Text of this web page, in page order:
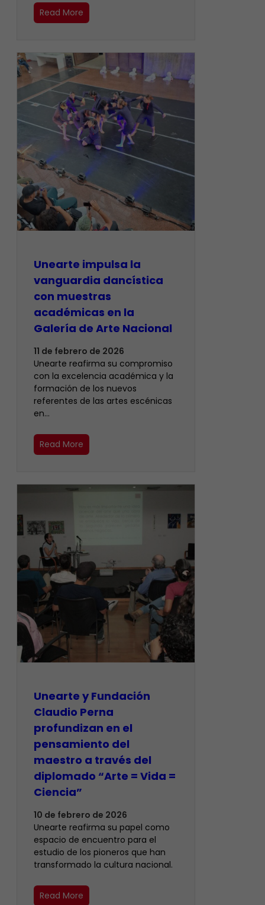
Read More
Unearte impulsa la
vanguardia dancística
con muestras
académicas en la
Galería de Arte Nacional
11 de febrero de 2026
Unearte reafirma su compromiso
con la excelencia académica y la
formación de los nuevos
referentes de las artes escénicas
en…
Read More
​Unearte y Fundación
Claudio Perna
profundizan en el
pensamiento del
maestro a través del
diplomado “Arte = Vida =
Ciencia”
10 de febrero de 2026
Unearte reafirma su papel como
espacio de encuentro para el
estudio de los pioneros que han
transformado la cultura nacional.
Read More